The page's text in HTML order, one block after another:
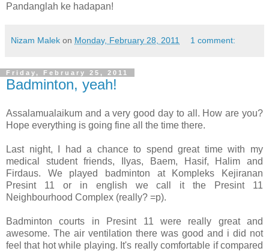
Pandanglah ke hadapan!
Nizam Malek on Monday, February 28, 2011 1 comment:
Friday, February 25, 2011
Badminton, yeah!
Assalamualaikum and a very good day to all. How are you?
Hope everything is going fine all the time there.
Last night, I had a chance to spend great time with my
medical student friends, Ilyas, Baem, Hasif, Halim and
Firdaus. We played badminton at Kompleks Kejiranan
Presint 11 or in english we call it the Presint 11
Neighbourhood Complex (really? =p).
Badminton courts in Presint 11 were really great and
awesome. The air ventilation there was good and i did not
feel that hot while playing. It's really comfortable if compared